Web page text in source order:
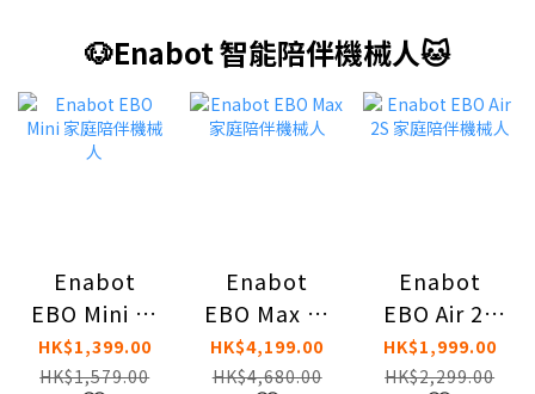
🐶Enabot 智能陪伴機械人🐱
Enabot
EBO Mini 家
庭陪伴機械
人
HK$1,399.00
HK$1,579.00
Enabot
EBO Max 家
庭陪伴機械
人
HK$4,199.00
HK$4,680.00
Enabot
EBO Air 2S
家庭陪伴機
械人
HK$1,999.00
HK$2,299.00